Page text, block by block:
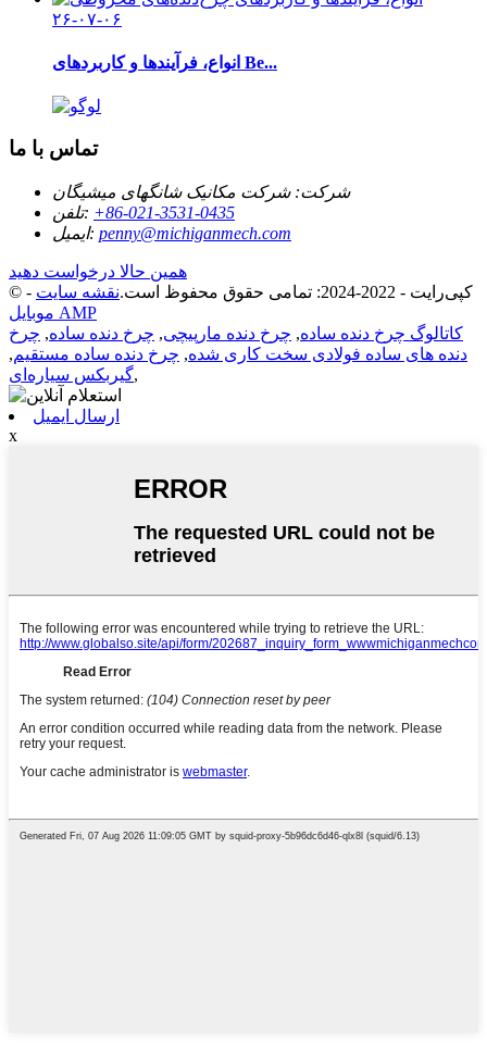
۲۶-۰۷-۰۶
انواع، فرآیندها و کاربردهای Be...
تماس با ما
شرکت: شرکت مکانیک شانگهای میشیگان
تلفن: ‎+86-021-3531-0435‎
ایمیل: penny@michiganmech.com
همین حالا درخواست دهید
© کپی‌رایت - 2022-2024: تمامی حقوق محفوظ است.
نقشه سایت -
موبایل AMP
کاتالوگ چرخ دنده ساده, چرخ دنده مارپیچی, چرخ دنده ساده, چرخ
دنده های ساده فولادی سخت کاری شده, چرخ دنده ساده مستقیم,
گیربکس سیاره‌ای,
ارسال ایمیل
x